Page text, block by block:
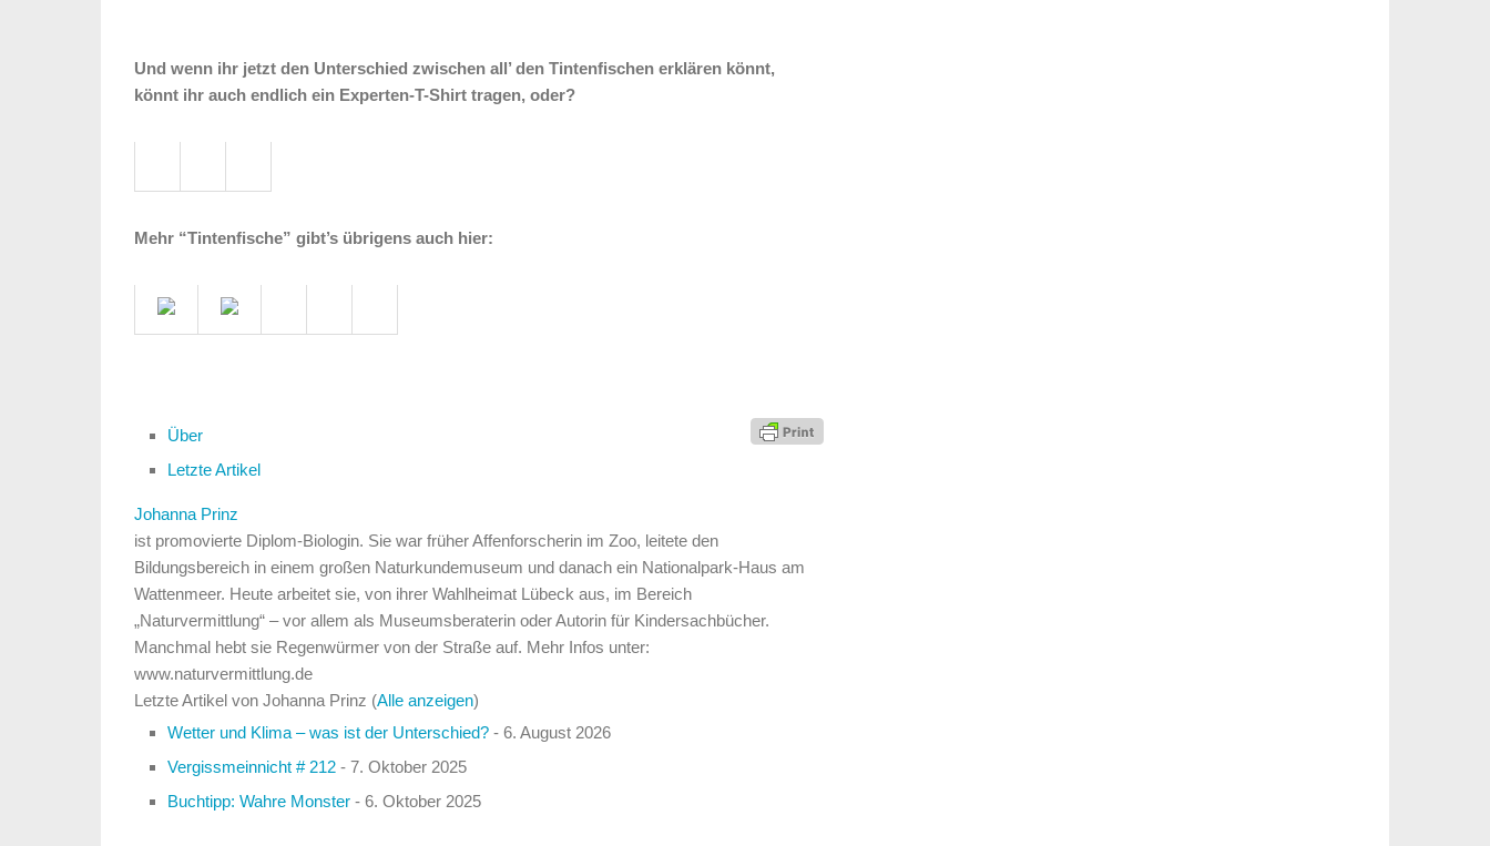
Und wenn ihr jetzt den Unterschied zwischen all’ den Tintenfischen erklären könnt,
könnt ihr auch endlich ein Experten-T-Shirt tragen, oder?
Mehr “Tintenfische” gibt’s übrigens auch hier:
Über
Letzte Artikel
Johanna Prinz
ist promovierte Diplom-Biologin. Sie war früher Affenforscherin im Zoo, leitete den
Bildungsbereich in einem großen Naturkundemuseum und danach ein Nationalpark-Haus am
Wattenmeer. Heute arbeitet sie, von ihrer Wahlheimat Lübeck aus, im Bereich
„Naturvermittlung“ – vor allem als Museumsberaterin oder Autorin für Kindersachbücher.
Manchmal hebt sie Regenwürmer von der Straße auf. Mehr Infos unter:
www.naturvermittlung.de
Letzte Artikel von Johanna Prinz (Alle anzeigen)
Wetter und Klima – was ist der Unterschied? - 6. August 2026
Vergissmeinnicht # 212 - 7. Oktober 2025
Buchtipp: Wahre Monster - 6. Oktober 2025